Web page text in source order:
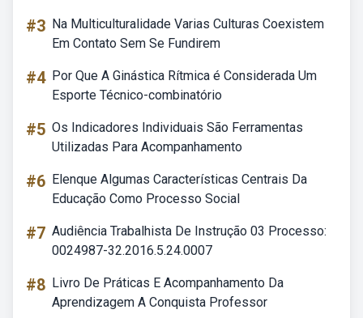
#3 Na Multiculturalidade Varias Culturas Coexistem
Em Contato Sem Se Fundirem
#4 Por Que A Ginástica Rítmica é Considerada Um
Esporte Técnico-combinatório
#5 Os Indicadores Individuais São Ferramentas
Utilizadas Para Acompanhamento
#6 Elenque Algumas Características Centrais Da
Educação Como Processo Social
#7 Audiência Trabalhista De Instrução 03 Processo:
0024987-32.2016.5.24.0007
#8 Livro De Práticas E Acompanhamento Da
Aprendizagem A Conquista Professor